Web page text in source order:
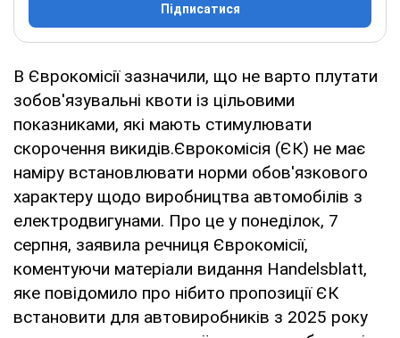
Підписатися
В Єврокомісії зазначили, що не варто плутати
зобов'язувальні квоти із цільовими
показниками, які мають стимулювати
скорочення викидів.Єврокомісія (ЄК) не має
наміру встановлювати норми обов'язкового
характеру щодо виробництва автомобілів з
електродвигунами. Про це у понеділок, 7
серпня, заявила речниця Єврокомісії,
коментуючи матеріали видання Handelsblatt,
яке повідомило про нібито пропозиції ЄК
встановити для автовиробників з 2025 року